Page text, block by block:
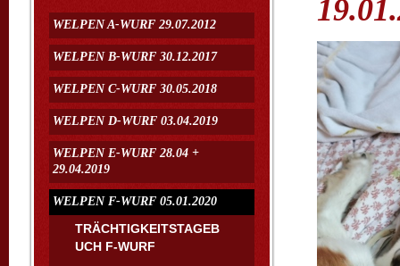
WELPEN A-WURF 29.07.2012
WELPEN B-WURF 30.12.2017
WELPEN C-WURF 30.05.2018
WELPEN D-WURF 03.04.2019
WELPEN E-WURF 28.04 +
29.04.2019
WELPEN F-WURF 05.01.2020
TRÄCHTIGKEITSTAGEB
UCH F-WURF